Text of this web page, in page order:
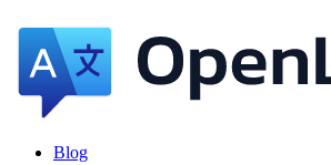
Blog